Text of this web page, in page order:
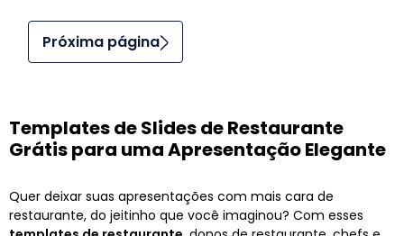
Próxima página
Templates de Slides de Restaurante
Grátis para uma Apresentação Elegante
Quer deixar suas apresentações com mais cara de
restaurante, do jeitinho que você imaginou? Com esses